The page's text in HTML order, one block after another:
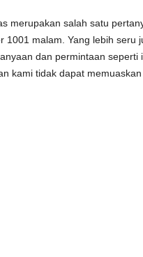
merupakan salah satu
1001 malam. Yang lebih seru
dan permintaan
kami tidak dapat memuaskan